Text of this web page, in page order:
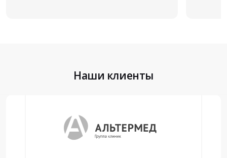
Наши клиенты